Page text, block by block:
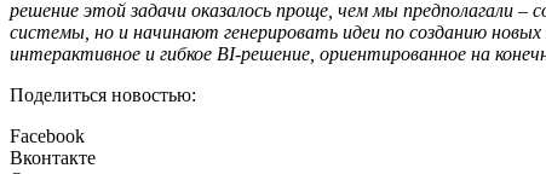
решение этой задачи оказалось проще, чем мы предполагали –
системы, но и начинают генерировать идеи по созданию
интерактивное и гибкое BI-решение, ориентированное на
Поделиться новостью:
Facebook
Вконтакте